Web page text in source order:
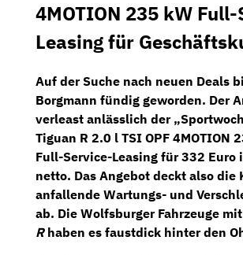
4MOTION 235 kW
Leasing für
Auf der Suche nach neuen Deals
Borgmann fündig geworden. Der
verleast anlässlich der
Tiguan R 2.0 l TSI OPF 4MOTION
Full-Service-Leasing für332 Euro
netto. Das Angebot deckt also die
anfallende Wartungs- und
ab. Die Wolfsburger Fahrzeuge
R haben es faustdick hinter den